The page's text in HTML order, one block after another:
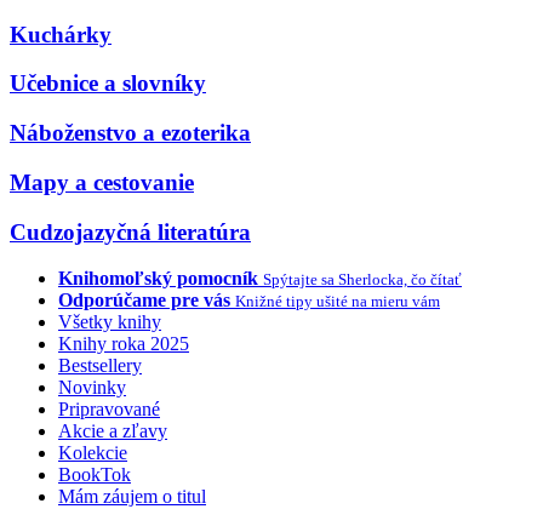
Kuchárky
Učebnice a slovníky
Náboženstvo a ezoterika
Mapy a cestovanie
Cudzojazyčná literatúra
Knihomoľský pomocník Spýtajte sa Sherlocka, čo čítať
Odporúčame pre vás Knižné tipy ušité na mieru vám
Všetky knihy
Knihy roka 2025
Bestsellery
Novinky
Pripravované
Akcie a zľavy
Kolekcie
BookTok
Mám záujem o titul